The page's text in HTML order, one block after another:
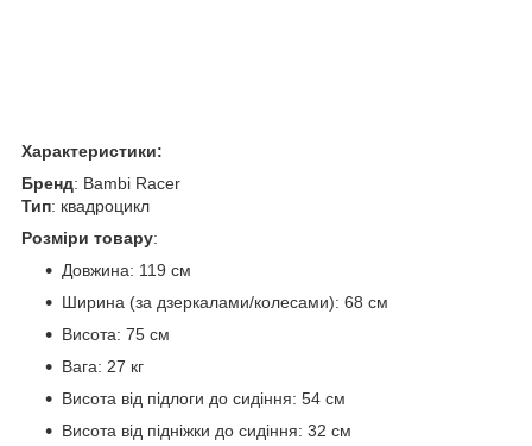
Характеристики:
Бренд: Bambi Racer
Тип: квадроцикл
Розміри товару:
Довжина: 119 см
Ширина (за дзеркалами/колесами): 68 см
Висота: 75 см
Вага: 27 кг
Висота від підлоги до сидіння: 54 см
Висота від підніжки до сидіння: 32 см